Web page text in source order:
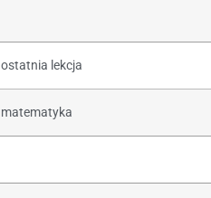
ostatnia lekcja
matematyka